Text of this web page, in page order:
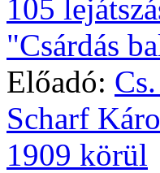
105
"Csárdás
Előadó:
Scharf
1909 körül